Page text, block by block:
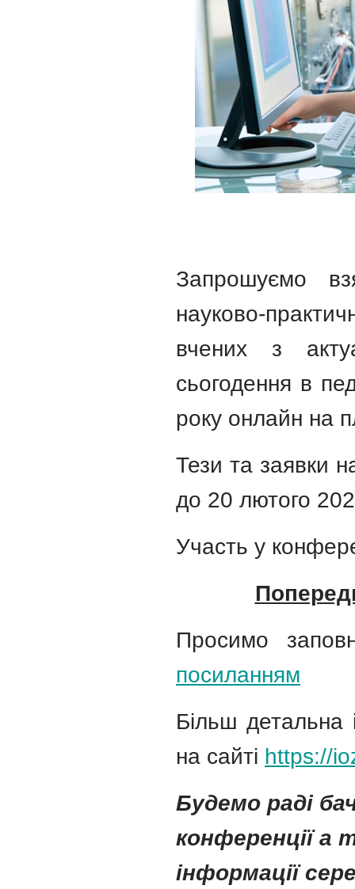
Запрошуємо
науково-
вчених з
сьогодення в
року онлайн на
Тези та заявки
до 20 лютого
Участь у
Просимо
посиланням
Більш
на сайті https://
Будемо раді
конференції а
інформації